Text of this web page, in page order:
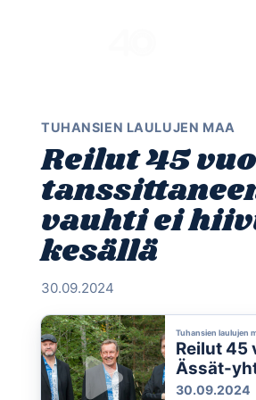
TUHANSIEN LAULUJEN MAA
Reilut 45
vauhti ei
kesällä
30.09.2024
Tuhansien laulujen
Reilut 45
Ässät-
30.09.2024